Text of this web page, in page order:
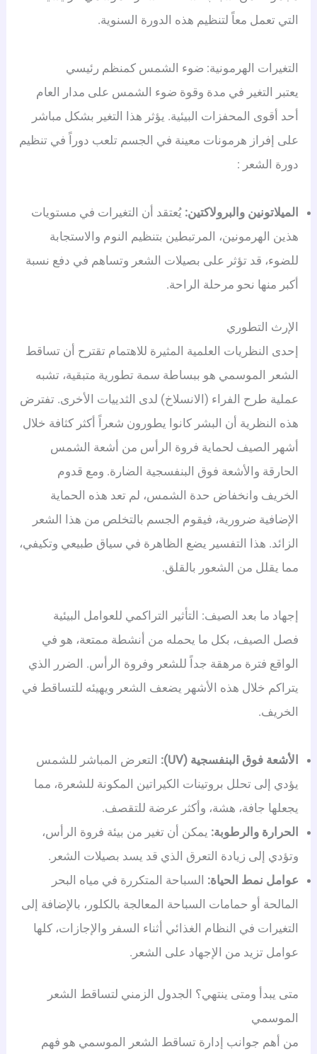
التي تعمل معاً لتنظيم هذه الدورة السنوية.
التغيرات الهرمونية: ضوء الشمس كمنظم رئيسي
يعتبر التغير في مدة وقوة ضوء الشمس على مدار العام
أحد أقوى المحفزات البيئية. يؤثر هذا التغير بشكل مباشر
على إفراز هرمونات معينة في الجسم تلعب دوراً في تنظيم
دورة الشعر:
الميلاتونين والبرولاكتين:يُعتقد أن التغيرات في مستويات
هذين الهرمونين، المرتبطين بتنظيم النوم والاستجابة
للضوء، قد تؤثر على بصيلات الشعر وتساهم في دفع نسبة
أكبر منها نحو مرحلة الراحة.
الإرث التطوري
إحدى النظريات العلمية المثيرة للاهتمام تقترح أن تساقط
الشعر الموسمي هو ببساطة سمة تطورية متبقية، تشبه
عملية طرح الفراء (الانسلاخ) لدى الثدييات الأخرى. تفترض
هذه النظرية أن البشر كانوا يطورون شعراً أكثر كثافة خلال
أشهر الصيف لحماية فروة الرأس من أشعة الشمس
الحارقة والأشعة فوق البنفسجية الضارة. ومع قدوم
الخريف وانخفاض حدة الشمس، لم تعد هذه الحماية
الإضافية ضرورية، فيقوم الجسم بالتخلص من هذا الشعر
الزائد. هذا التفسير يضع الظاهرة في سياق طبيعي وتكيفي،
مما يقلل من الشعور بالقلق.
إجهاد ما بعد الصيف: التأثير التراكمي للعوامل البيئية
فصل الصيف، بكل ما يحمله من أنشطة ممتعة، هو في
الواقع فترة مرهقة جداً للشعر وفروة الرأس. الضرر الذي
يتراكم خلال هذه الأشهر يضعف الشعر ويهيئه للتساقط في
الخريف.
الأشعة فوق البنفسجية (UV):
التعرض المباشر للشمس
يؤدي إلى تحلل بروتينات الكيراتين المكونة للشعرة، مما
يجعلها جافة، هشة، وأكثر عرضة للتقصف.
الحرارة والرطوبة:يمكن أن تغير من بيئة فروة الرأس،
وتؤدي إلى زيادة التعرق الذي قد يسد بصيلات الشعر.
عوامل نمط الحياة:السباحة المتكررة في مياه البحر
المالحة أو حمامات السباحة المعالجة بالكلور، بالإضافة إلى
التغيرات في النظام الغذائي أثناء السفر والإجازات، كلها
عوامل تزيد من الإجهاد على الشعر.
متى يبدأ ومتى ينتهي؟ الجدول الزمني لتساقط الشعر
الموسمي
من أهم جوانب إدارة تساقط الشعر الموسمي هو فهم